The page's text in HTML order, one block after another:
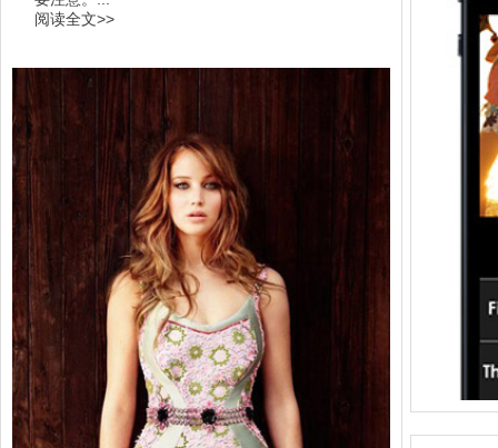
阅读全文>>